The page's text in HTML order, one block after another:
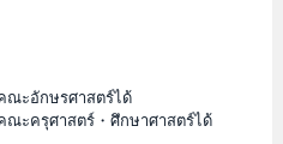
ณะอักษรศาสตร์ได้
ณะครุศาสตร์・ศึกษาศาสตร์ได้